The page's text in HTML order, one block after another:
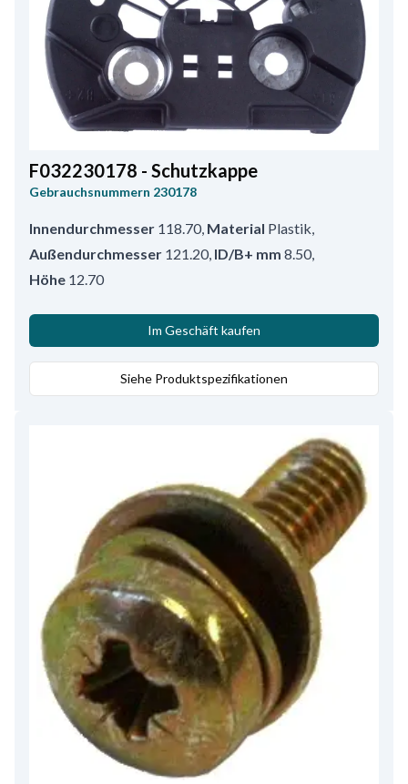
F032230178 - Schutzkappe
Gebrauchsnummern 230178
Innendurchmesser 118.70, Material Plastik,
Außendurchmesser 121.20, ID/B+ mm 8.50,
Höhe 12.70
Im Geschäft kaufen
Siehe Produktspezifikationen